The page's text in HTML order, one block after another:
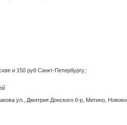
и 150 руб Санкт-Петербургу;
ул., Дмитрия Донского б-р, Митино,